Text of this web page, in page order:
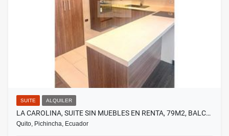
SUITE ALQUILER
LA CAROLINA, SUITE SIN MUEBLES EN RENTA, 79M2, BALC…
Quito, Pichincha, Ecuador